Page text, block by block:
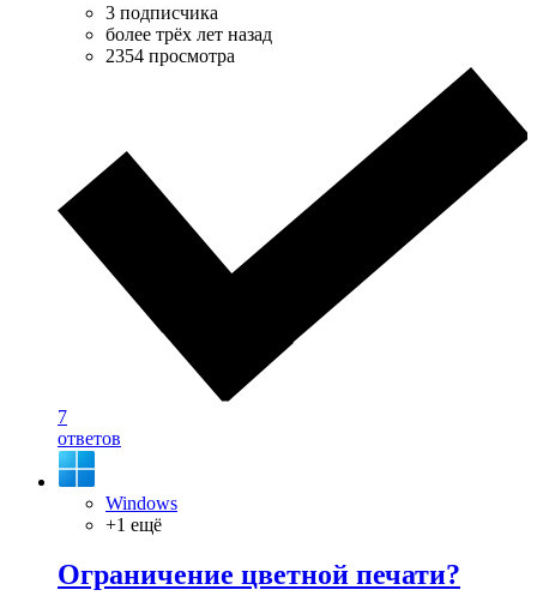
3 подписчика
более трёх лет назад
2354 просмотра
7
ответов
Windows
+1 ещё
Ограничение цветной печати?